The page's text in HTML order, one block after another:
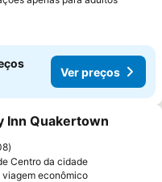
Ver preços
aos favoritos
Inn Quakertown
Centro da cidade
viagem econômico